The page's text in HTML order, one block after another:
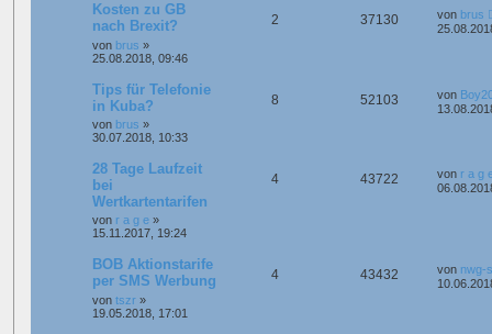
Kosten zu GB
nach Brexit?
von brus »
25.08.2018, 09:46
2 37130 von brus
Tips für Telefonie
in Kuba?
von brus »
30.07.2018, 10:33
8 52103 von
28 Tage Laufzeit
bei
Wertkartentarifen
von r a g e »
15.11.2017, 19:24
4 43722 von r a g
BOB Aktionstarife
per SMS Werbung
von tszr »
19.05.2018, 17:01
4 43432 von nwg-